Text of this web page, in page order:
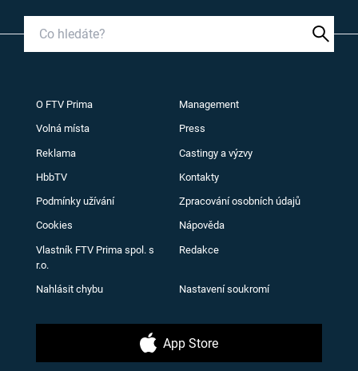
O FTV Prima Management
Volná místa Press
Reklama Castingy a výzvy
HbbTV Kontakty
Podmínky užívání Zpracování osobních údajů
Cookies Nápověda
Vlastník FTV Prima spol. s
r.o.
Redakce
Nahlásit chybu Nastavení soukromí
App Store